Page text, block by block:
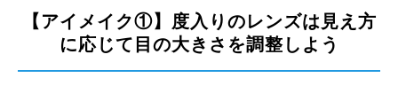
【アイメイク①】度入りのレンズは見え方
に応じて目の大きさを調整しよう